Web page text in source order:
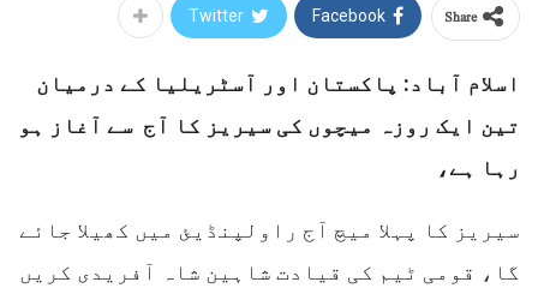
Share
Facebook
Twitter
اسلام آباد: پاکستان اور آسٹریلیا کے درمیان
تین ایک روزہ میچوں کی سیریز کا آج سے آغاز ہو
رہا ہے،
سیریز کا پہلا میچ آج راولپنڈیئ میں کھیلا جائے
گا، قومی ٹیم کی قیادت شاہین شاہ آفریدی کریں